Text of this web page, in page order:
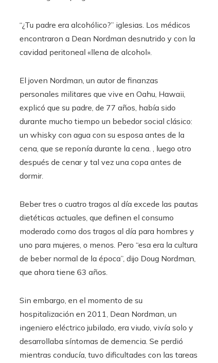
“¿Tu padre era alcohólico?” iglesias. Los médicos
encontraron a Dean Nordman desnutrido y con la
cavidad peritoneal «llena de alcohol».
El joven Nordman, un autor de finanzas
personales militares que vive en Oahu, Hawaii,
explicó que su padre, de 77 años, había sido
durante mucho tiempo un bebedor social clásico:
un whisky con agua con su esposa antes de la
cena, que se reponía durante la cena. , luego otro
después de cenar y tal vez una copa antes de
dormir.
Beber tres o cuatro tragos al día excede las pautas
dietéticas actuales, que definen el consumo
moderado como dos tragos al día para hombres y
uno para mujeres, o menos. Pero “esa era la cultura
de beber normal de la época”, dijo Doug Nordman,
que ahora tiene 63 años.
Sin embargo, en el momento de su
hospitalización en 2011, Dean Nordman, un
ingeniero eléctrico jubilado, era viudo, vivía solo y
desarrollaba síntomas de demencia. Se perdió
mientras conducía, tuvo dificultades con las tareas